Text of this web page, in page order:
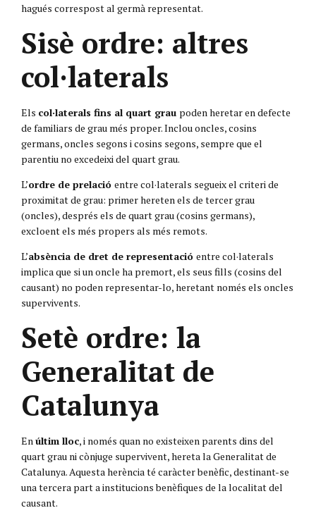
hagués correspost al germà representat.
Sisè ordre: altres
col·laterals
Els col·laterals fins al quart grau poden heretar en defecte
de familiars de grau més proper. Inclou oncles, cosins
germans, oncles segons i cosins segons, sempre que el
parentiu no excedeixi del quart grau.
L’ordre de prelació entre col·laterals segueix el criteri de
proximitat de grau: primer hereten els de tercer grau
(oncles), després els de quart grau (cosins germans),
excloent els més propers als més remots.
L’absència de dret de representació entre col·laterals
implica que si un oncle ha premort, els seus fills (cosins del
causant) no poden representar-lo, heretant només els oncles
supervivents.
Setè ordre: la
Generalitat de
Catalunya
En últim lloc, i només quan no existeixen parents dins del
quart grau ni cònjuge supervivent, hereta la Generalitat de
Catalunya. Aquesta herència té caràcter benèfic, destinant-se
una tercera part a institucions benèfiques de la localitat del
causant.